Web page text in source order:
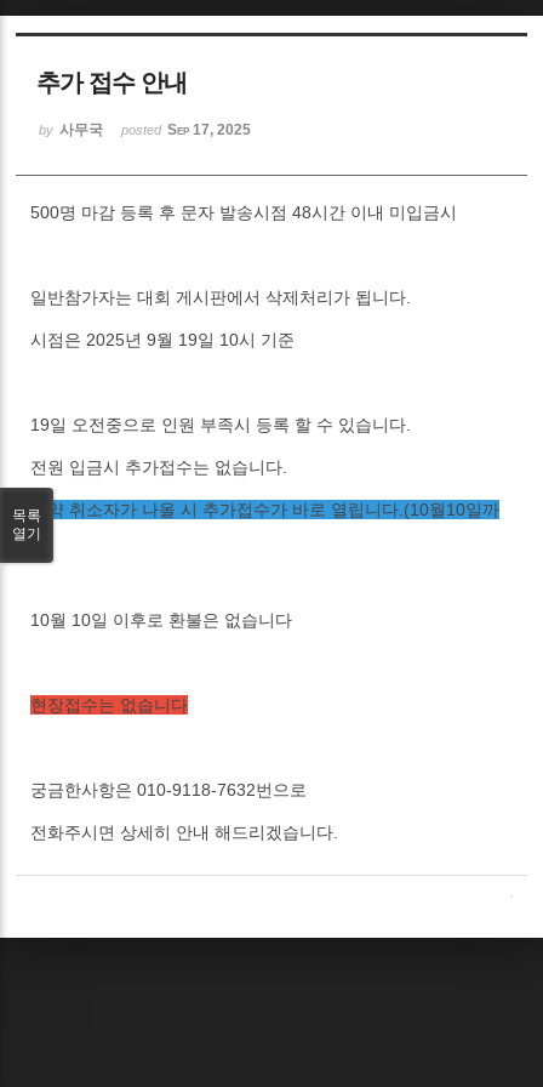
추가 접수 안내
by 사무국 posted Sep 17, 2025
500명 마감 등록 후 문자 발송시점 48시간 이내 미입금시
일반참가자는 대회 게시판에서 삭제처리가 됩니다.
시점은 2025년 9월 19일 10시 기준
19일 오전중으로 인원 부족시 등록 할 수 있습니다.
전원 입금시 추가접수는 없습니다.
만약 취소자가 나올 시 추가접수가 바로 열립니다.(10월10일까
지)
10월 10일 이후로 환불은 없습니다
현장접수는 없습니다
궁금한사항은 010-9118-7632번으로
전화주시면 상세히 안내 해드리겠습니다.
목록
열기
Sketchbook5, 스케치북5
Sketchbook5, 스케치북5